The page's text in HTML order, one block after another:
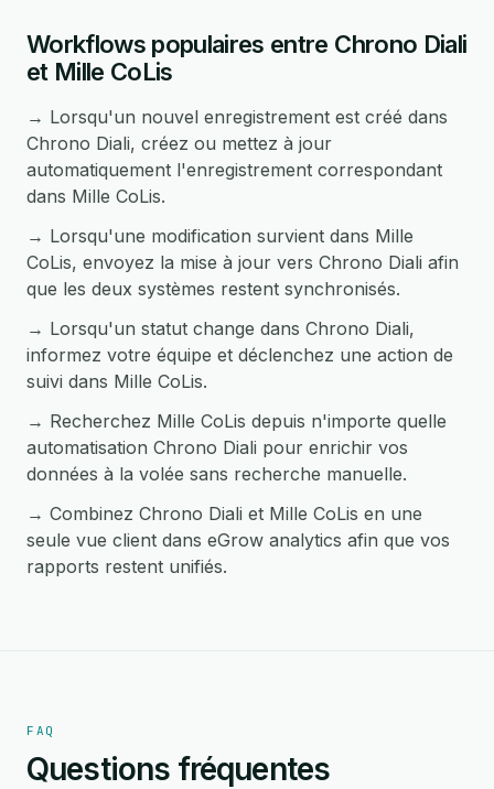
Workflows populaires entre Chrono Diali
et Mille CoLis
→ Lorsqu'un nouvel enregistrement est créé dans
Chrono Diali, créez ou mettez à jour
automatiquement l'enregistrement correspondant
dans Mille CoLis.
→ Lorsqu'une modification survient dans Mille
CoLis, envoyez la mise à jour vers Chrono Diali afin
que les deux systèmes restent synchronisés.
→ Lorsqu'un statut change dans Chrono Diali,
informez votre équipe et déclenchez une action de
suivi dans Mille CoLis.
→ Recherchez Mille CoLis depuis n'importe quelle
automatisation Chrono Diali pour enrichir vos
données à la volée sans recherche manuelle.
→ Combinez Chrono Diali et Mille CoLis en une
seule vue client dans eGrow analytics afin que vos
rapports restent unifiés.
FAQ
Questions fréquentes